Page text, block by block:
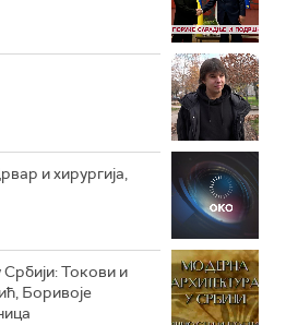
и хирургија,
Токови и
Боривоје